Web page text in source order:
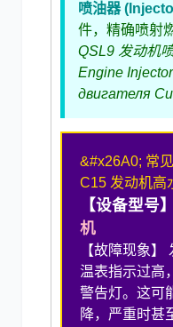
喷油器
件，精确喷射
QSL9 发动机
Engine
двигателя
&#x26A0; 常
C15 发动机高
【设备型号
机
【故障现象
温表指示过高
警告灯。这可
降，严重时甚